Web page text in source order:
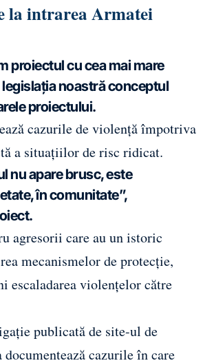
la intrarea Armatei
proiectul cu cea mai mare
noastră conceptul
proiectului.
cazurile de violență împotriva
a situațiilor de risc ridicat.
nu apare brusc, este
în comunitate”,
agresorii care au un istoric
mecanismelor de protecție,
escaladarea violențelor către
publicată de site-ul de
cazurile în care